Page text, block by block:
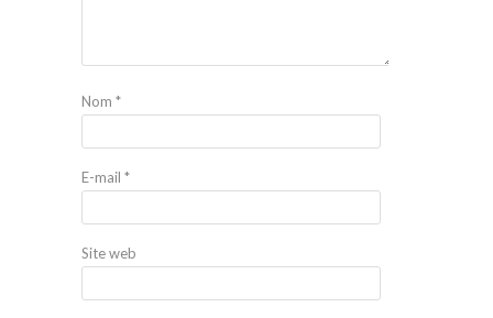
Nom *
E-mail *
Site web